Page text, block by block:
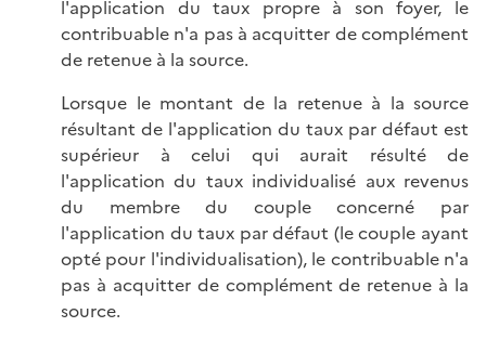
l'application du taux propre à son foyer, le
contribuable n'a pas à acquitter de complément
de retenue à la source.
Lorsque le montant de la retenue à la source
résultant de l'application du taux par défaut est
supérieur à celui qui aurait résulté de
l'application du taux individualisé aux revenus
du membre du couple concerné par
l'application du taux par défaut (le couple ayant
opté pour l'individualisation), le contribuable n'a
pas à acquitter de complément de retenue à la
source.